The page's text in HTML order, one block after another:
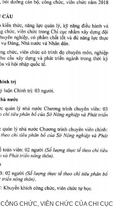
CHỨC, VIÊN CHỨC CỦA CHI CỤC